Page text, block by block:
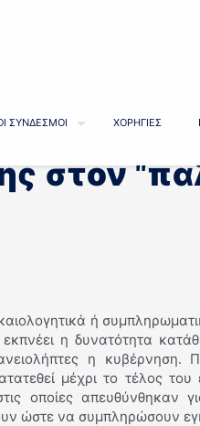
ΣΥΝΔΕΣΜΟΙ ΧΟΡΗΓΙΕΣ
στον
ή
η δυνατότητα
η κυβέρνηση.
μέχρι το τέλος του
οποίες απευθύνθηκαν
ώστε να συμπληρώσουν